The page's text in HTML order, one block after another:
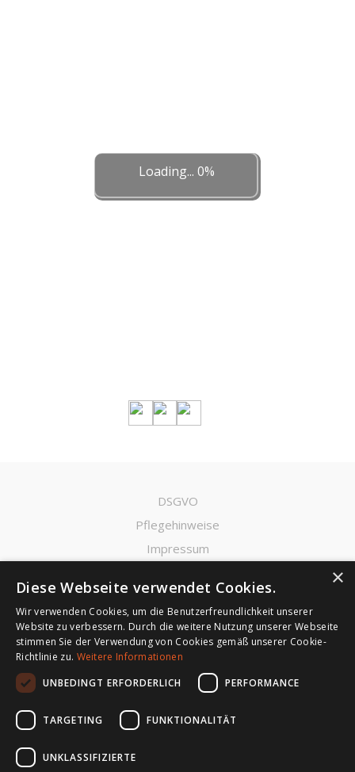
Loading... 0%
DSGVO
Pflegehinweise
Impressum
SWN Moravia, s.r.o.
Prager Straße 80-86
1210 Wien
Österreich
USt-IdNr.: CZ63493845
+43 664 84 04 756
×
Diese Webseite verwendet Cookies.
Wir verwenden Cookies, um die Benutzerfreundlichkeit unserer
Website zu verbessern. Durch die weitere Nutzung unserer Webseite
stimmen Sie der Verwendung von Cookies gemäß unserer Cookie-
Richtlinie zu. Weitere Informationen
UNBEDINGT ERFORDERLICH
PERFORMANCE
TARGETING FUNKTIONALITÄT
UNKLASSIFIZIERTE